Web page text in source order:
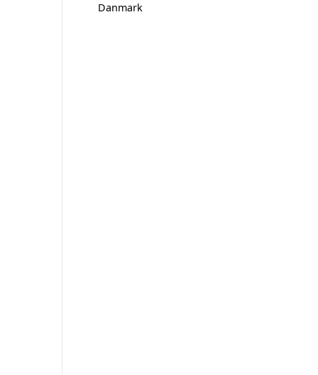
Danmark